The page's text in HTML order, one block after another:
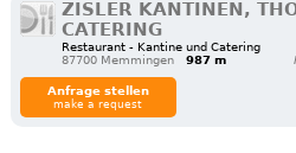
ZISLER KANTINEN,
CATERING
Restaurant - Kantine und Catering
87700 Memmingen
987 m
Anfrage stellen
make a request